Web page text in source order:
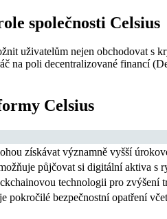
společnosti Celsius
uživatelům nejen obchodovat
na poli decentralizované financí
Celsius
získávat významně vyšší
půjčovat si digitální aktiva s
technologii pro zvýšení
pokročilé bezpečnostní opatření